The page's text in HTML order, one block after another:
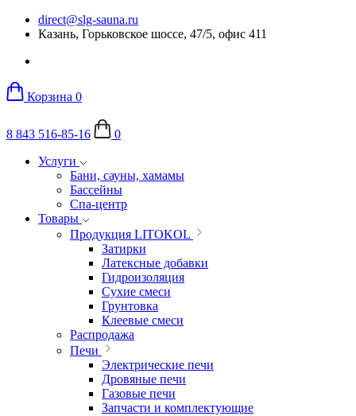
direct@slg-sauna.ru
Казань, Горьковское шоссе, 47/5, офис 411
Корзина 0
8 843 516-85-16
0
Услуги
Бани, сауны, хамамы
Бассейны
Спа-центр
Товары
Продукция LITOKOL
Затирки
Латексные добавки
Гидроизоляция
Сухие смеси
Грунтовка
Клеевые смеси
Распродажа
Печи
Электрические печи
Дровяные печи
Газовые печи
Запчасти и комплектующие